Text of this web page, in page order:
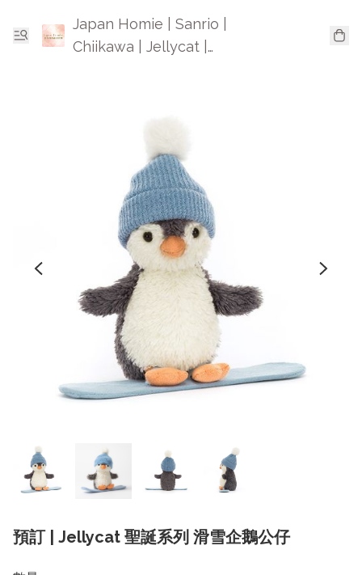
Japan Homie | Sanrio |
Chiikawa | Jellycat |
預訂 | Jellycat 聖誕系列 滑雪企鵝公仔